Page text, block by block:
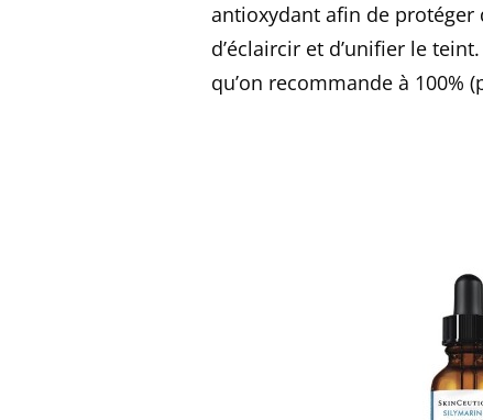
antioxydant afin de protéger
d’éclaircir et d’unifier le
qu’on recommande à 100%